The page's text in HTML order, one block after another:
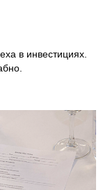
в инвестициях.